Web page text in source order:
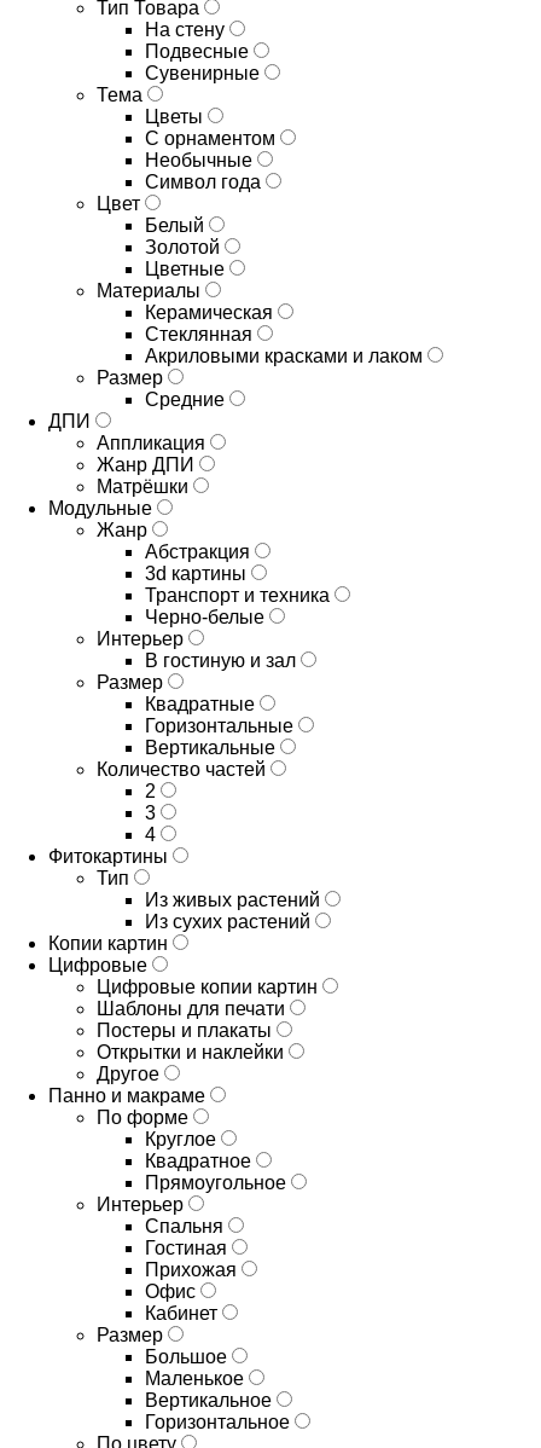
Тип Товара
На стену
Подвесные
Сувенирные
Тема
Цветы
С орнаментом
Необычные
Символ года
Цвет
Белый
Золотой
Цветные
Материалы
Керамическая
Стеклянная
Акриловыми красками и лаком
Размер
Средние
ДПИ
Аппликация
Жанр ДПИ
Матрёшки
Модульные
Жанр
Абстракция
3d картины
Транспорт и техника
Черно-белые
Интерьер
В гостиную и зал
Размер
Квадратные
Горизонтальные
Вертикальные
Количество частей
2
3
4
Фитокартины
Тип
Из живых растений
Из сухих растений
Копии картин
Цифровые
Цифровые копии картин
Шаблоны для печати
Постеры и плакаты
Открытки и наклейки
Другое
Панно и макраме
По форме
Круглое
Квадратное
Прямоугольное
Интерьер
Спальня
Гостиная
Прихожая
Офис
Кабинет
Размер
Большое
Маленькое
Вертикальное
Горизонтальное
По цвету